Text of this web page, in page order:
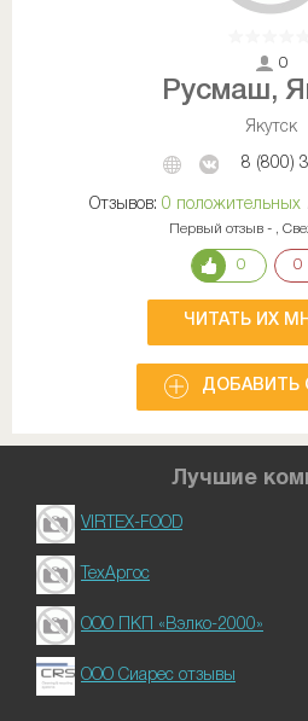
0
Русмаш,
Якутск
8 (800)
Отзывов: 0 положительных
Первый отзыв - ,
0 0
ЧИТАТЬ ИХ
ДОБАВИТЬ
Лучшие
VIRTEX-FOOD
ТехАргос
ООО ПКП «Вэлко-2000»
ООО Сиарес отзывы